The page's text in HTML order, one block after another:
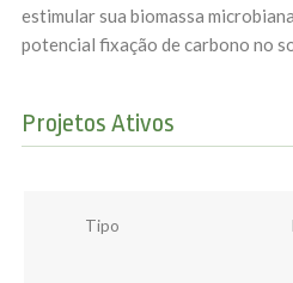
estimular sua biomassa
potencial fixação de carbono no
Projetos Ativos
Tipo